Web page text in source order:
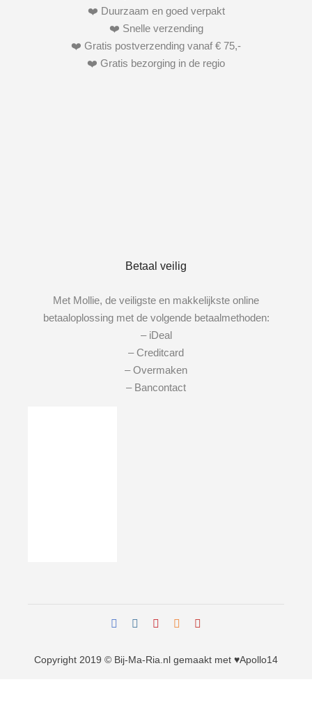
❤️ Duurzaam en goed verpakt
❤️ Snelle verzending
❤️ Gratis postverzending vanaf € 75,-
❤️ Gratis bezorging in de regio
Betaal veilig
Met Mollie, de veiligste en makkelijkste online
betaaloplossing met de volgende betaalmethoden:
– iDeal
– Creditcard
– Overmaken
– Bancontact
Copyright 2019 © Bij-Ma-Ria.nl gemaakt met ♥Apollo14